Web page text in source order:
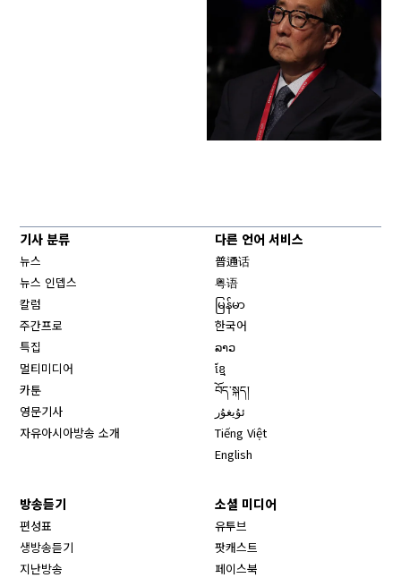
기사 분류
뉴스
뉴스 인뎁스
칼럼
주간프로
특집
멀티미디어
카툰
영문기사
자유아시아방송 소개
다른 언어 서비스
普通话
粤语
မြန်မာ
한국어
ລາວ
ខ្មែ
བོད་སྐད།
ئۇيغۇر
Tiếng Việt
English
방송듣기
편성표
생방송듣기
지난방송
소셜 미디어
유투브
팟캐스트
페이스북